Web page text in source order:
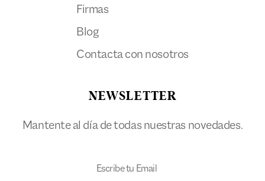
Firmas
Blog
Contacta con nosotros
NEWSLETTER
Mantente al día de todas nuestras novedades.